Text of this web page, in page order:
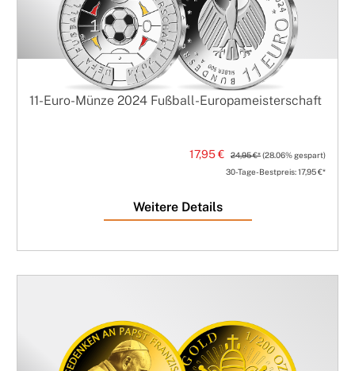
11-Euro-Münze 2024 Fußball-Europameisterschaft
17,95 € 24,95 €*(28.06% gespart)
30-Tage-Bestpreis: 17,95 €*
Weitere Details